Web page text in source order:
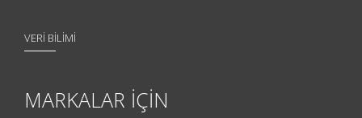
VERİ BİLİMİ
MARKALAR İÇİN